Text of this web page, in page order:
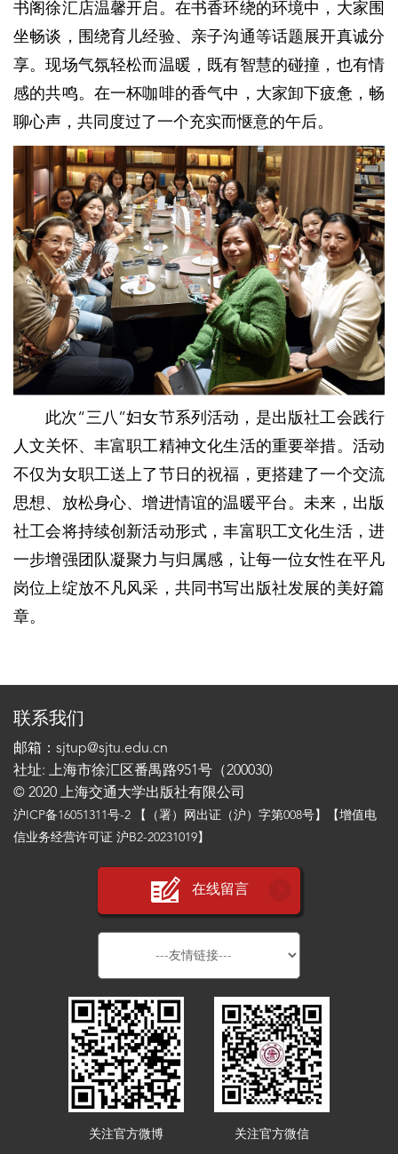
书阁徐汇店温馨开启。在书香环绕的环境中，大家围
坐畅谈，围绕育儿经验、亲子沟通等话题展开真诚分
享。现场气氛轻松而温暖，既有智慧的碰撞，也有情
感的共鸣。在一杯咖啡的香气中，大家卸下疲惫，畅
聊心声，共同度过了一个充实而惬意的午后。
此次“三八”妇女节系列活动，是出版社工会践行
人文关怀、丰富职工精神文化生活的重要举措。活动
不仅为女职工送上了节日的祝福，更搭建了一个交流
思想、放松身心、增进情谊的温暖平台。未来，出版
社工会将持续创新活动形式，丰富职工文化生活，进
一步增强团队凝聚力与归属感，让每一位女性在平凡
岗位上绽放不凡风采，共同书写出版社发展的美好篇
章。
联系我们
邮箱：sjtup@sjtu.edu.cn
社址: 上海市徐汇区番禺路951号（200030)
© 2020 上海交通大学出版社有限公司
沪ICP备16051311号-2 【（署）网出证（沪）字第008号】【增值电
信业务经营许可证 沪B2-20231019】
在线留言
关注官方微博 关注官方微信